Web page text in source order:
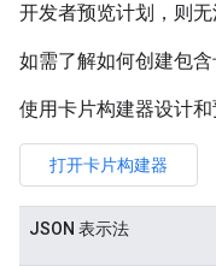
开发者预览计划，则无
如需了解如何创建包
使用卡片构建器设计和
打开卡片构建器
JSON 表示法